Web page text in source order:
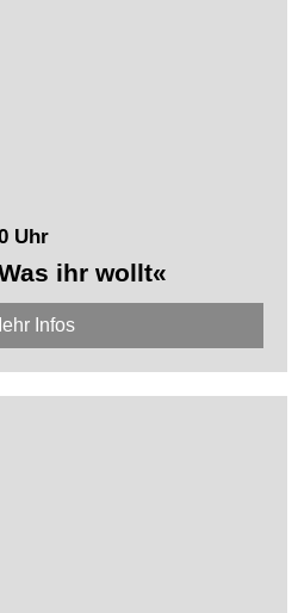
Uhr
ihr wollt«
Infos